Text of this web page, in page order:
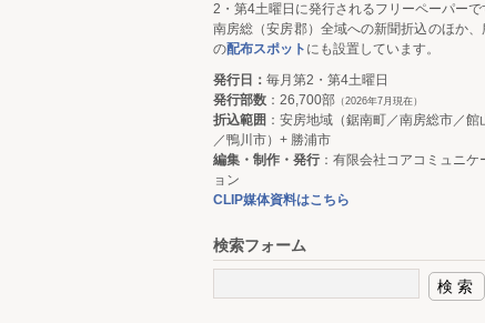
2・第4土曜日に発行されるフリーペーパーで
南房総（安房郡）全域への新聞折込のほか、
の配布スポット にも設置しています。
発行日： 毎月第2・第4土曜日
発行部数 ：26,700部 （2026年7月現在）
折込範囲 ：安房地域（鋸南町／南房総市／館
／鴨川市）+ 勝浦市
編集・制作・発行：有限会社コアコミュニケ
ョン
CLIP媒体資料はこちら
検索フォーム